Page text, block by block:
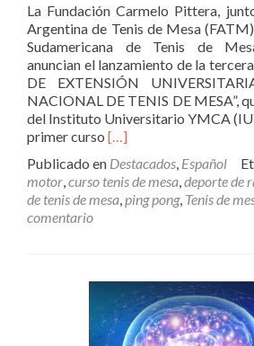
La Fundación Carmelo Pittera,
Argentina de Tenis de Mesa
Sudamericana de Tenis de
anuncian el lanzamiento de la
DE EXTENSIÓN
NACIONAL DE TENIS DE MESA”,
del Instituto Universitario YMCA
primer curso Leer
sobreCurso
de
Extensión
de
Tenis
de
Mesa”
[…]
Publicado en Destacados Español
motor curso tenis de mesa deporte de
de tenis de mesa ping pong, Tenis de
comentario